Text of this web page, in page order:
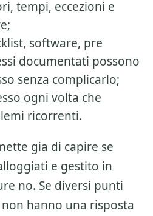
tempi, eccezioni e
software, pre
documentati possono
senza complicarlo;
ogni volta che
ricorrenti.
gia di capire se
e gestito in
no. Se diversi punti
hanno una risposta